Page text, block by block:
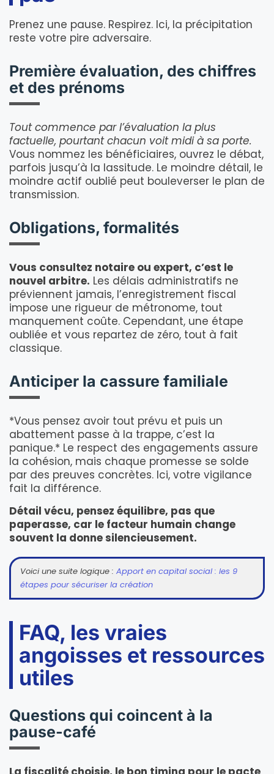
Prenez une pause. Respirez. Ici, la précipitation
reste votre pire adversaire.
Première évaluation, des chiffres
et des prénoms
Tout commence par l’évaluation la plus
factuelle, pourtant chacun voit midi à sa porte.
Vous nommez les bénéficiaires, ouvrez le débat,
parfois jusqu’à la lassitude. Le moindre détail, le
moindre actif oublié peut bouleverser le plan de
transmission.
Obligations, formalités
Vous consultez notaire ou expert, c’est le
nouvel arbitre. Les délais administratifs ne
préviennent jamais, l’enregistrement fiscal
impose une rigueur de métronome, tout
manquement coûte. Cependant, une étape
oubliée et vous repartez de zéro, tout à fait
classique.
Anticiper la cassure familiale
*Vous pensez avoir tout prévu et puis un
abattement passe à la trappe, c’est la
panique.* Le respect des engagements assure
la cohésion, mais chaque promesse se solde
par des preuves concrètes. Ici, votre vigilance
fait la différence.
Détail vécu, pensez équilibre, pas que
paperasse, car le facteur humain change
souvent la donne silencieusement.
Voici une suite logique : Apport en capital social : les 9
étapes pour sécuriser la création
FAQ, les vraies
angoisses et ressources
utiles
Questions qui coincent à la
pause-café